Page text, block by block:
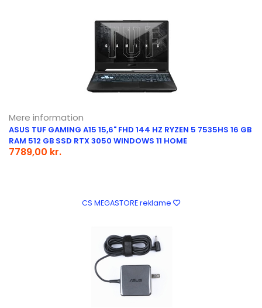
Mere information
ASUS TUF GAMING A15 15,6" FHD 144 HZ RYZEN 5 7535HS 16 GB
RAM 512 GB SSD RTX 3050 WINDOWS 11 HOME
7789,00 kr.
CS MEGASTORE reklame